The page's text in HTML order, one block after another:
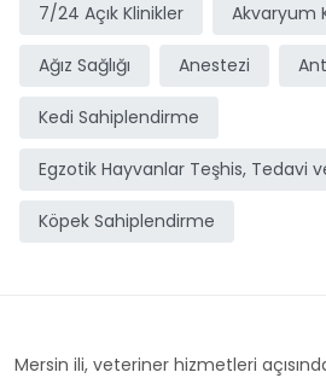
7/24 Açık Klinikler Akvaryum
Ağız Sağlığı Anestezi
Kedi Sahiplendirme
Egzotik Hayvanlar Teşhis, Tedavi
Köpek Sahiplendirme
Mersin ili, veteriner hizmetleri